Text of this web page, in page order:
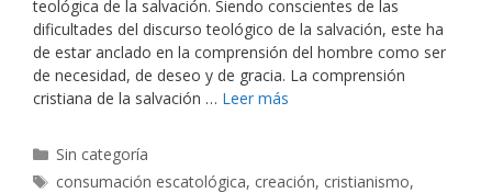
teológica de la salvación. Siendo conscientes de las
dificultades del discurso teológico de la salvación, este ha
de estar anclado en la comprensión del hombre como ser
de necesidad, de deseo y de gracia. La comprensión
cristiana de la salvación … Leer más
Categorías
Sin categoría
Etiquetas
consumación escatológica, creación, cristianismo,